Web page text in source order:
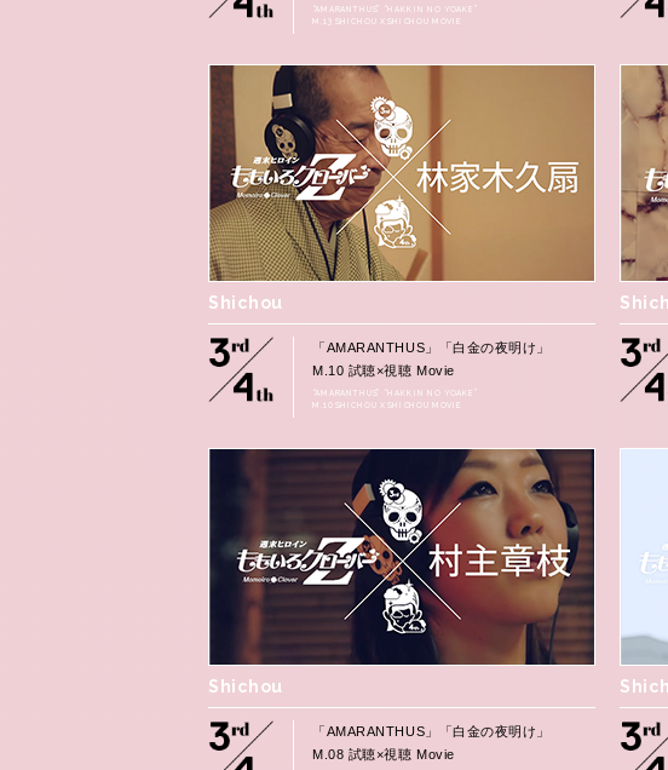
“AMARANTHUS” “HAKKIN NO YOAKE”
M.13 SHICHOU X SHICHOU MOVIE
Shichou
「AMARANTHUS」「白金の夜明け」
M.10 試聴×視聴 Movie
“AMARANTHUS” “HAKKIN NO YOAKE”
M.10 SHICHOU X SHICHOU MOVIE
Shichou
「AMARANTHUS」「白金の夜明け」
M.08 試聴×視聴 Movie